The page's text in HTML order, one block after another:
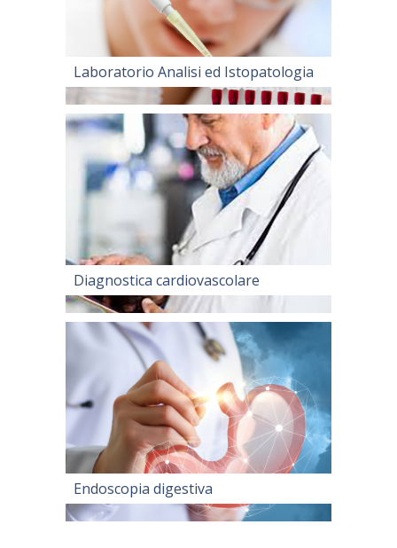
Laboratorio Analisi ed Istopatologia
Diagnostica cardiovascolare
Endoscopia digestiva